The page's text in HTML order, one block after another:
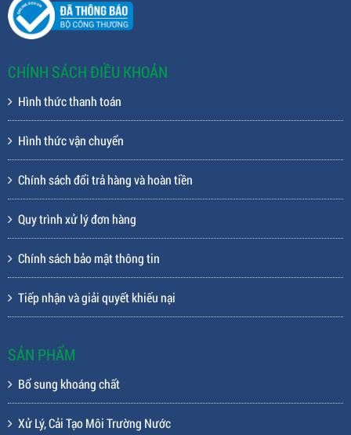
CHÍNH SÁCH ĐIỀU KHOẢN
Hình thức thanh toán
Hình thức vận chuyển
Chính sách đổi trả hàng và hoàn tiền
Quy trình xử lý đơn hàng
Chính sách bảo mật thông tin
Tiếp nhận và giải quyết khiếu nại
SẢN PHẨM
Bổ sung khoáng chất
Xử Lý, Cải Tạo Môi Trường Nước